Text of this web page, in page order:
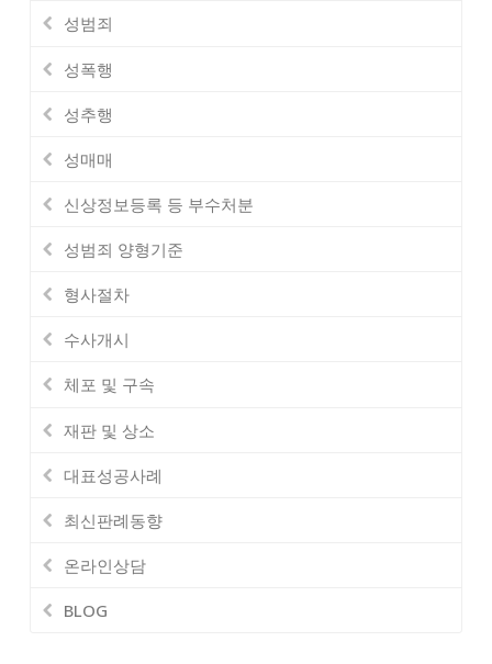
성범죄
성폭행
성추행
성매매
신상정보등록 등 부수처분
성범죄 양형기준
형사절차
수사개시
체포 및 구속
재판 및 상소
대표성공사례
최신판례동향
온라인상담
BLOG